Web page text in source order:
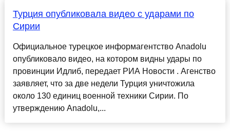
Турция опубликовала видео с ударами по
Сирии
Официальное турецкое информагентство Anadolu
опубликовало видео, на котором видны удары по
провинции Идлиб, передает РИА Новости . Агенство
заявляет, что за две недели Турция уничтожила
около 130 единиц военной техники Сирии. По
утверждению Anadolu,...